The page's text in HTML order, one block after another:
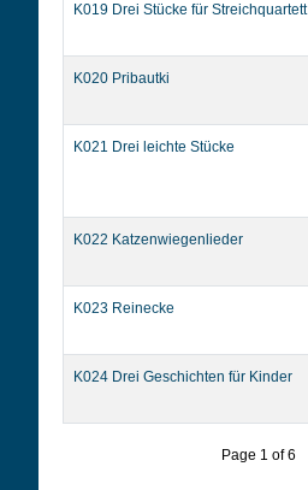
K019 Drei Stücke für Streichquartett
K020 Pribautki
K021 Drei leichte Stücke
K022 Katzenwiegenlieder
K023 Reinecke
K024 Drei Geschichten für Kinder
Page 1 of 6